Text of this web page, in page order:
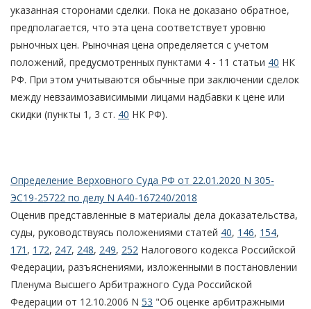
указанная сторонами сделки. Пока не доказано обратное,
предполагается, что эта цена соответствует уровню
рыночных цен. Рыночная цена определяется с учетом
положений, предусмотренных пунктами 4 - 11 статьи 40 НК
РФ. При этом учитываются обычные при заключении сделок
между невзаимозависимыми лицами надбавки к цене или
скидки (пункты 1, 3 ст. 40 НК РФ).
Определение Верховного Суда РФ от 22.01.2020 N 305-
ЭС19-25722 по делу N А40-167240/2018
Оценив представленные в материалы дела доказательства,
суды, руководствуясь положениями статей 40, 146, 154,
171 , 172, 247, 248, 249, 252 Налогового кодекса Российской
Федерации, разъяснениями, изложенными в постановлении
Пленума Высшего Арбитражного Суда Российской
Федерации от 12.10.2006 N 53 "Об оценке арбитражными